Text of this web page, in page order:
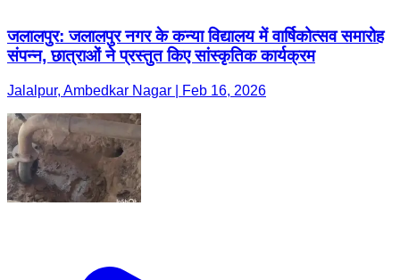
जलालपुर: जलालपुर नगर के कन्या विद्यालय में वार्षिकोत्सव समारोह
संपन्न, छात्राओं ने प्रस्तुत किए सांस्कृतिक कार्यक्रम
Jalalpur, Ambedkar Nagar | Feb 16, 2026